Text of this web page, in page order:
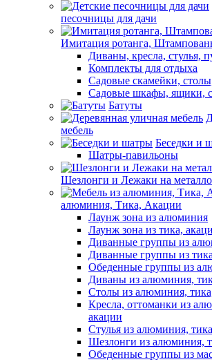
песочницы для дачи
Имитация ротанга,
Диваны, кресла, стулья,
Комплекты для отдыха
Садовые скамейки,
Садовые шкафы, ящики,
Батуты
мебель
Беседки и
Шатры-павильоны
Шезлонги и Лежаки на
алюминия, Тика, Акации
Лаунж зона из алюминия
Лаунж зона из тика,
Диванные группы из
Диванные группы из
Обеденные группы из
Диваны из алюминия,
Столы из алюминия,
Кресла, оттоманки из
акации
Стулья из алюминия,
Шезлонги из алюминия,
Обеденные группы из